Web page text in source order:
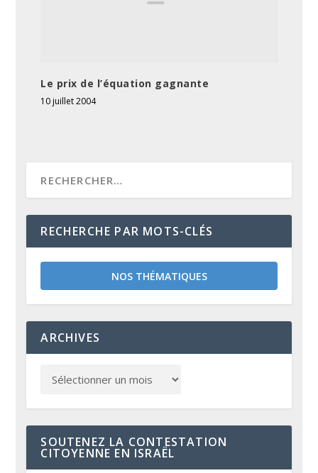
Le prix de l’équation gagnante
10 juillet 2004
RECHERCHE PAR MOTS-CLÉS
NOS THÉMATIQUES
ARCHIVES
SOUTENEZ LA CONTESTATION
CITOYENNE EN ISRAËL